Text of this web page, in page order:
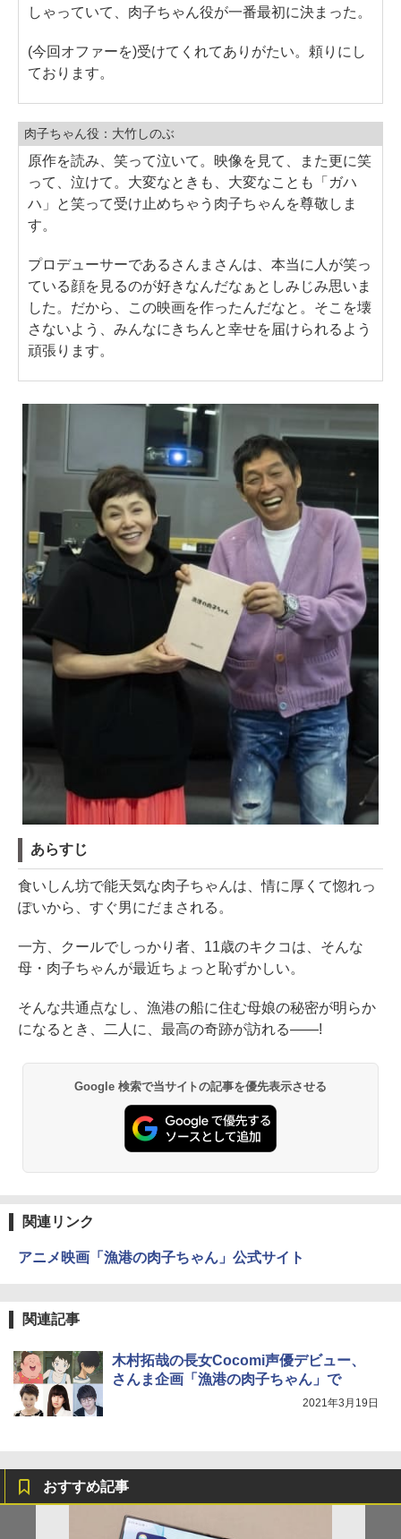
しゃっていて、肉子ちゃん役が一番最初に決まった。
(今回オファーを)受けてくれてありがたい。頼りにし
ております。
肉子ちゃん役：大竹しのぶ
原作を読み、笑って泣いて。映像を見て、また更に笑
って、泣けて。大変なときも、大変なことも「ガハ
ハ」と笑って受け止めちゃう肉子ちゃんを尊敬しま
す。
プロデューサーであるさんまさんは、本当に人が笑っ
ている顔を見るのが好きなんだなぁとしみじみ思いま
した。だから、この映画を作ったんだなと。そこを壊
さないよう、みんなにきちんと幸せを届けられるよう
頑張ります。
あらすじ
食いしん坊で能天気な肉子ちゃんは、情に厚くて惚れっ
ぽいから、すぐ男にだまされる。
一方、クールでしっかり者、11歳のキクコは、そんな
母・肉子ちゃんが最近ちょっと恥ずかしい。
そんな共通点なし、漁港の船に住む母娘の秘密が明らか
になるとき、二人に、最高の奇跡が訪れる――!
Google 検索で当サイトの記事を優先表示させる
関連リンク
アニメ映画「漁港の肉子ちゃん」公式サイト
関連記事
木村拓哉の長女Cocomi声優デビュー、
さんま企画「漁港の肉子ちゃん」で
2021年3月19日
おすすめ記事